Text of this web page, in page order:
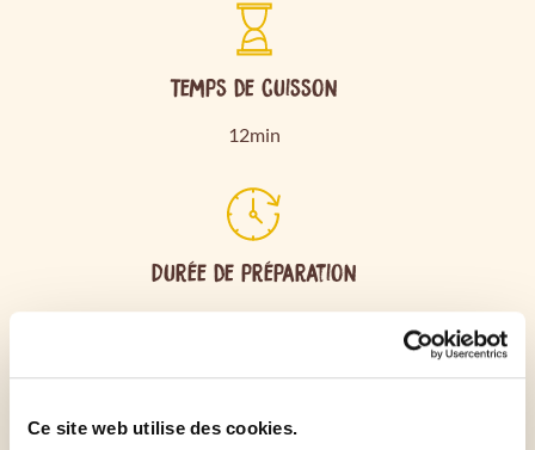
Ce site web utilise des cookies.
Temps de cuisson
12min
Durée de préparation
Sortez la pâte du réfrigérateur environ 20 minutes